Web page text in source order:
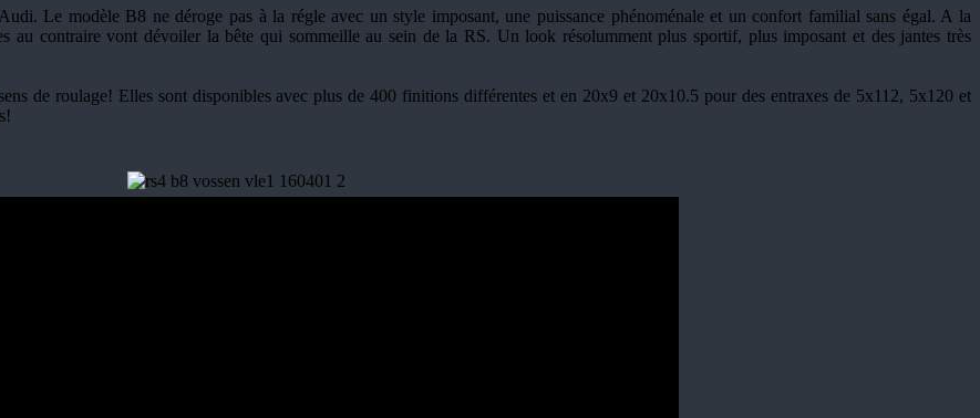
Le modèle B8 ne déroge pas à la régle avec un style imposant, une puissance phénoménale et un confort familial sans égal. A la
au contraire vont dévoiler la bête qui sommeille au sein de la RS. Un look résolumment plus sportif, plus imposant et des jantes très
de roulage! Elles sont disponibles avec plus de 400 finitions différentes et en 20x9 et 20x10.5 pour des entraxes de 5x112, 5x120 et